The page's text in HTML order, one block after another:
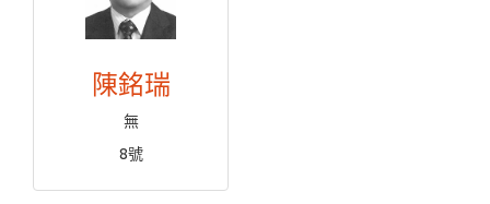
陳銘瑞
無
8號